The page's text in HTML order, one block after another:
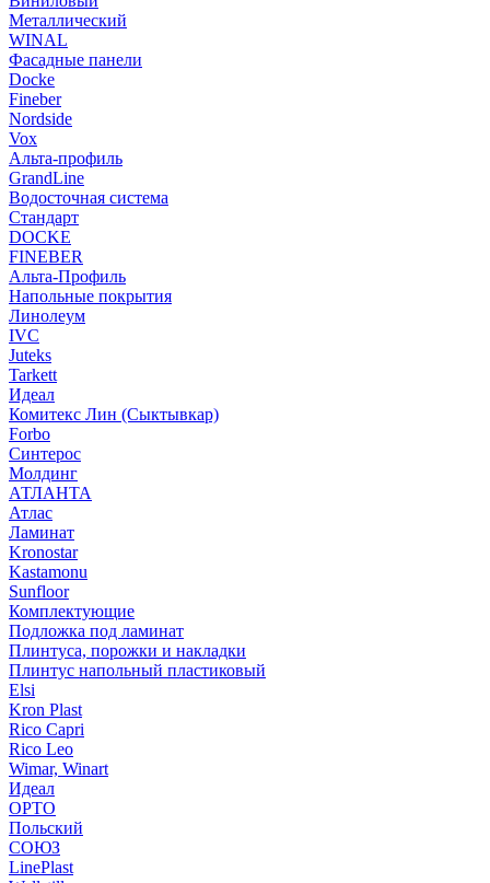
Металлический
WINAL
Фасадные панели
Docke
Fineber
Nordside
Vox
Альта-профиль
GrandLine
Водосточная система
Стандарт
DOCKE
FINEBER
Альта-Профиль
Напольные покрытия
Линолеум
IVC
Juteks
Tarkett
Идеал
Комитекс Лин (Сыктывкар)
Forbo
Синтерос
Молдинг
АТЛАНТА
Атлас
Ламинат
Kronostar
Kastamonu
Sunfloor
Комплектующие
Подложка под ламинат
Плинтуса, порожки и накладки
Плинтус напольный пластиковый
Elsi
Kron Plast
Rico Capri
Rico Leo
Wimar, Winart
Идеал
ОРТО
Польский
СОЮЗ
LinePlast